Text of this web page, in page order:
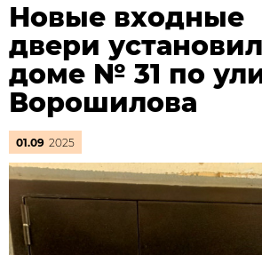
Новые входные
двери
доме № 31 по
Ворошилова
01.09 2025